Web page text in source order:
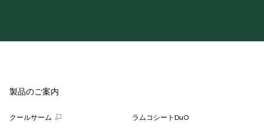
製品のご案内
クールサーム ラムコシートDuO